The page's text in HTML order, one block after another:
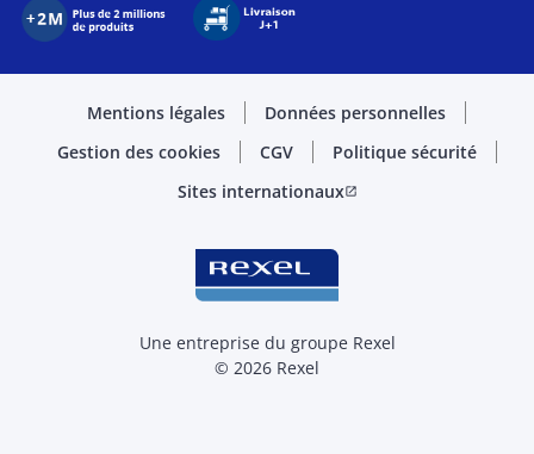
Mentions légales
Données personnelles
Gestion des cookies
CGV
Politique sécurité
Sites internationauxopen_in_new
Une entreprise du groupe Rexel
© 2026 Rexel